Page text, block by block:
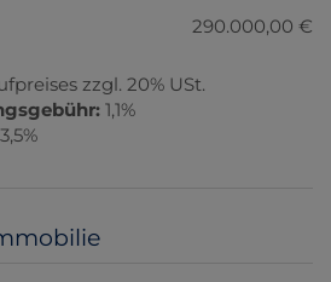
290.000,00 €
zzgl. 20% USt.
1,1%
3,5%